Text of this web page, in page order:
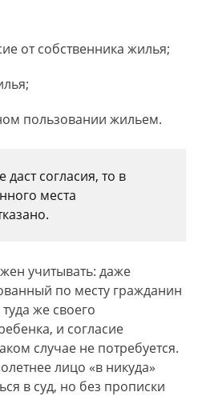
от собственника жилья;
пользовании жильем.
даст согласия, то в
места
учитывать: даже
по месту гражданин
же своего
и согласие
случае не потребуется.
лицо «в никуда»
в суд, но без прописки